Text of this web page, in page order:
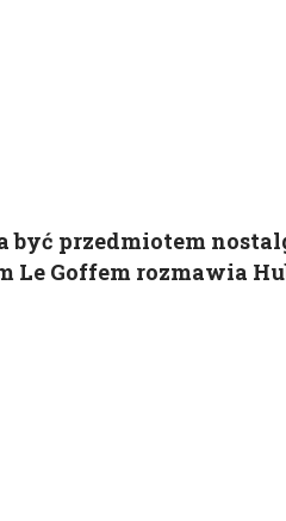
być przedmiotem
Le Goffem rozmawia